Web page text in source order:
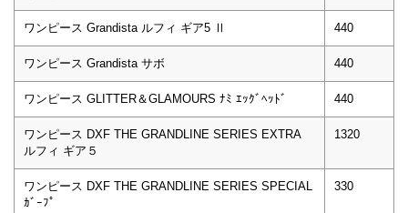
ワンピース Grandista ルフィ ギア5 Ⅱ 440
ワンピース Grandista サボ 440
ワンピース GLITTER＆GLAMOURS ﾅﾐ ｴｯｸﾞﾍｯﾄﾞ 440
ワンピース DXF THE GRANDLINE SERIES EXTRA
ルフィ ギア５
1320
ワンピース DXF THE GRANDLINE SERIES SPECIAL
ｶﾞｰﾌﾟ
330